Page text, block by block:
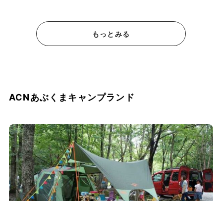
もっとみる
ACNあぶくまキャンプランド